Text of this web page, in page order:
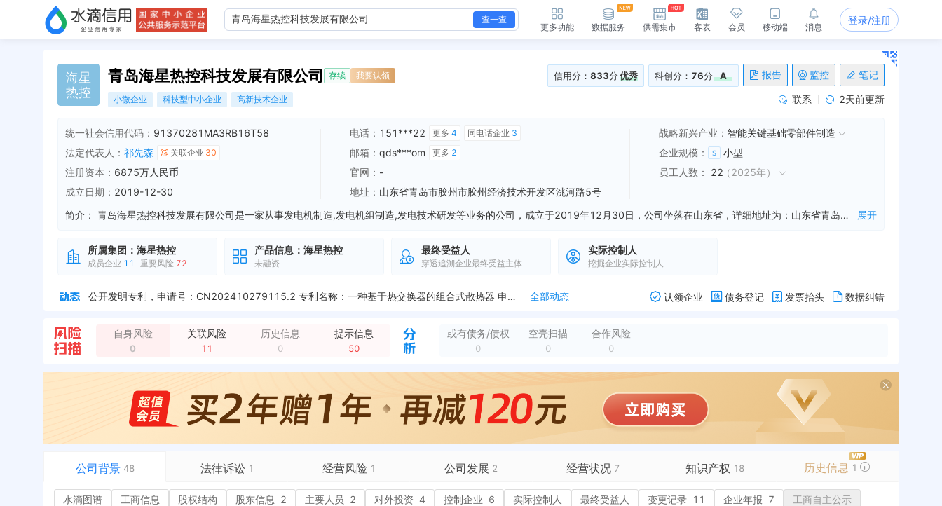
查一查
更多功能 数据服务 供需集市 客表 会员 移动端 消息
登录/注册
海星
热控
青岛海星热控科技发展有限公司 存续 我要认领 信用分： 833分优秀 科创分： 76分 A 报告 监控 笔记
小微企业 科技型中小企业 高新技术企业 联系 2天前更新
统一社会信用代码： 91370281MA3RB16T58
法定代表人： 祁先森 关联企业 30
注册资本： 6875万人民币
成立日期： 2019-12-30
电话： 151***22 更多 4 同电话企业 3
邮箱： qds***om 更多 2
官网： -
地址： 山东省青岛市胶州市胶州经济技术开发区洮河路5号
战略新兴产业： 智能关键基础零部件制造
企业规模 ：
小型
员工人数 ： 22（2025年）
简介： 青岛海星热控科技发展有限公司是一家从事发电机制造,发电机组制造,发电技术研发等业务的公司，成立于2019年12月30日，公司坐落在山东省，详细地址为：山东省青岛市胶州市胶州经济技术开发区洮河路5号;经国家企业信用信息公示系统查询得知，青岛海星热控科技发展有限公司的信用代码/税号为91370281MA3RB16T58，法人是祁先森，注册资本为6875.000000万，企业的经营范围为:一般项目：发电机及发电机组制造；余热发电关键技术研发；电池制造；机械设备研发；工程和技术研究和试验发展；技术服务、技术开发、技术咨询、技术交流、技术转让、技术推广；汽车零部件及配件制造；汽车零部件研发；汽车零配件批发；货物进出口。（除依法须经批准的项目外，凭营业执照依法自主开展经营活动） 展开
所属集团： 海星热控
成员企业 11 重要风险 72
产品信息： 海星热控
未融资
最终受益人
穿透追溯企业最终受益主体
实际控制人
挖掘企业实际控制人
新增行政许可，许可机关：胶州市行政审批服务局 许可内容：经审查，提交的青岛海星热控科技发展有限公司变更 登记申请，申请 材料齐全，符合法定形式，我局决定准...
全部动态
授权实用新型专利，申请号：CN202321312373.3 专利名称：一种主板加工用的点焊装置 申请日期：2023-05-29 授权日期：2023-11-21
全部动态
授权实用新型专利，申请号：CN202320097593.2 专利名称：一种带有升降功能的支架结构 申请日期：2023-02-01 授权日期：2023-09-01
全部动态
全部动态
授权实用新型专利，申请号：CN202320429131.6 专利名称：一种激光切割自动推送板体装置 申请日期：2023-03-09 授权日期：2023-1...
全部动态
授权实用新型专利，申请号：CN202320012767.0 专利名称：一种组合式可调节支架结构 申请日期：2023-01-04 授权日期：2023-09-01
全部动态
新增行政许可，许可机关：胶州市行政审批服务局 许可内容：经审查，提交的青岛海星热控科技发展有限公司变更 登记申请，申请 材料齐全，符合法定形式，我局决定准...
全部动态
认领企业 债务登记 发票抬头 数据纠错
自身风险
0
关联风险
11
历史信息
0
提示信息
50
或有债务/债权
0
空壳扫描
0
合作风险
0
公司背景 48 法律诉讼 1 经营风险 1 公司发展 2 经营状况 7 知识产权 18 历史信息 1
水滴图谱
司法案件
或有债务债权
融资历史
招投标
商标信息
水滴图谱 工商信息 股权结构 股东信息 2 主要人员 2 对外投资 4 控制企业 6 实际控制人 最终受益人 变更记录 11 企业年报 7
工商自主公示